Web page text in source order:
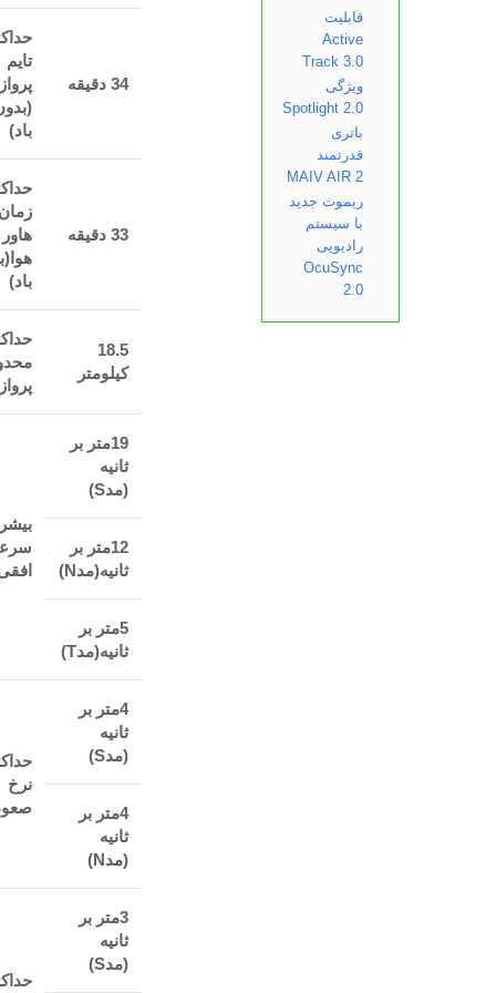
قابلیت
Active
Track 3.0
ویژگی
Spotlight 2.0
باتری
قدرتمند
MAIV AIR 2
ریموت جدید
با سیستم
رادیویی
OcuSync
2.0
34 دقیقه
تایم
باد)
33 دقیقه
زمان
هاور
باد)
18.5
کیلومتر
19متر بر
ثانیه
(مدS)
12متر بر
ثانیه(مدN)
5متر بر
ثانیه(مدT)
4متر بر
ثانیه
(مدS)
نرخ
4متر بر
ثانیه
(مدN)
3متر بر
ثانیه
(مدS)